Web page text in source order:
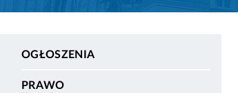
OGŁOSZENIA
PRAWO